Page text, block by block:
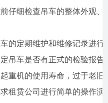
仔细检查吊车的整体外观
的定期维护和维修记录进行
吊车是否有正式的检验报告
重机的使用寿命，过于老旧
租赁公司进行简单的操作演